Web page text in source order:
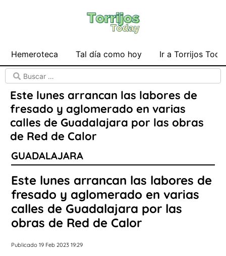
Hemeroteca Tal día como hoy Ir a Torrijos
Este lunes arrancan las labores de
fresado y aglomerado en varias
calles de Guadalajara por las obras
de Red de Calor
GUADALAJARA
Este lunes arrancan las labores de
fresado y aglomerado en varias
calles de Guadalajara por las
obras de Red de Calor
Publicado 19 Feb 2023 19:29